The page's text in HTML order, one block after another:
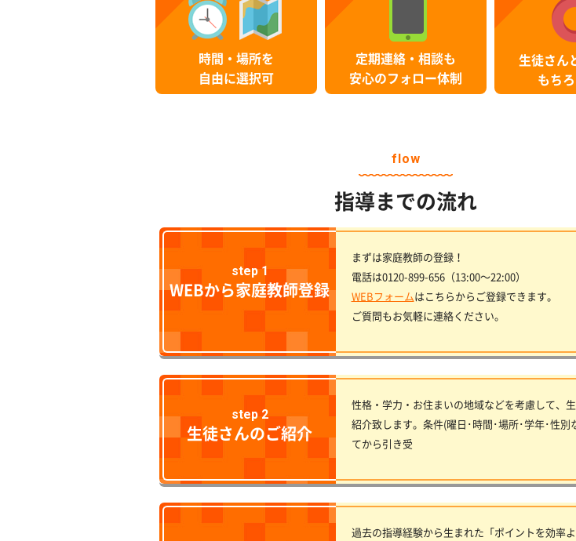
時間・場所を
自由に選択可
定期連絡・相談も
安心のフォロー体制
生徒さん
もち
flow
指導までの流れ
step 1
WEBから家庭教師登録
まずは家庭教師の登録！
電話は0120-899-656（13:00〜22:00）
WEBフォームはこちらからご登録できます。
ご質問もお気軽に連絡ください。
step 2
生徒さんのご紹介
性格・学力・お住まいの地域などを考慮して、
紹介致します。条件(曜日･時間･場所･学年･性別
てから引き受
過去の指導経験から生まれた「ポイントを効率